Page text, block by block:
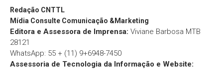
Redação CNTTL
Mídia Consulte Comunicação &Marketing
Editora e Assessora de Imprensa: Viviane Barbosa MTB
28121
WhatsApp: 55 + (11) 9+6948-7450
Assessoria de Tecnologia da Informação e Website: